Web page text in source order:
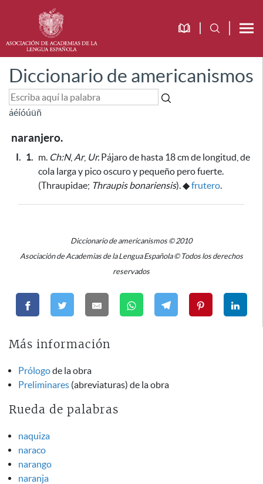
Diccionario de americanismos
áéíóúüñ
naranjero.
I. 1. m. Ch:N, Ar, Ur. Pájaro de hasta 18 cm de longitud, de
cola larga y pico oscuro y pequeño pero fuerte.
(Thraupidae; Thraupis bonariensis).◆frutero.
Diccionario de americanismos © 2010
Asociación de Academias de la Lengua Española © Todos los derechos
reservados
Más información
Prólogode la obra
Preliminares (abreviaturas) de la obra
Rueda de palabras
naquiza
naraco
narango
naranja